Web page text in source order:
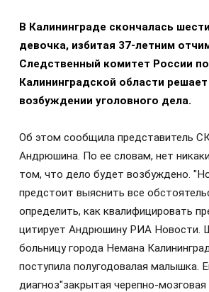
В Калининграде скончалась
девочка, избитая 37-летним
Следственный комитет России по
Калининградской области
возбуждении уголовного дела.
Об этом сообщила представитель
Андрюшина. По ее словам, нет
том, что дело будет возбуждено.
предстоит выяснить все
определить, как квалифицировать
цитирует Андрюшину РИА Новости.
больницу города Немана
поступила полугодовалая малышка.
диагноз"закрытая черепно-